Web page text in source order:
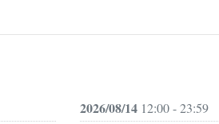
2026/08/1412:00 - 23:59